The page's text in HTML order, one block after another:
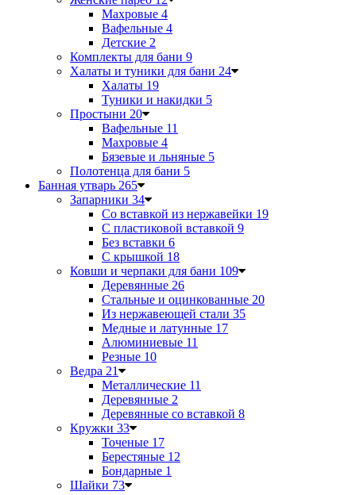
Махровые 4
Вафельные 4
Детские 2
Комплекты для бани 9
Халаты и туники для бани 24
Халаты 19
Туники и накидки 5
Простыни 20
Вафельные 11
Махровые 4
Бязевые и льняные 5
Полотенца для бани 5
Банная утварь 265
Запарники 34
Со вставкой из нержавейки 19
С пластиковой вставкой 9
Без вставки 6
С крышкой 18
Ковши и черпаки для бани 109
Деревянные 26
Стальные и оцинкованные 20
Из нержавеющей стали 35
Медные и латунные 17
Алюминиевые 11
Резные 10
Ведра 21
Металлические 11
Деревянные 2
Деревянные со вставкой 8
Кружки 33
Точеные 17
Берестяные 12
Бондарные 1
Шайки 73